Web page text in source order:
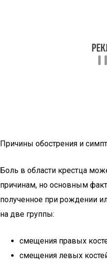
Причины обострения и
Боль в области крестца
причинам, но основным
полученное при рождении
на две группы:
смещения правых
смещения левых